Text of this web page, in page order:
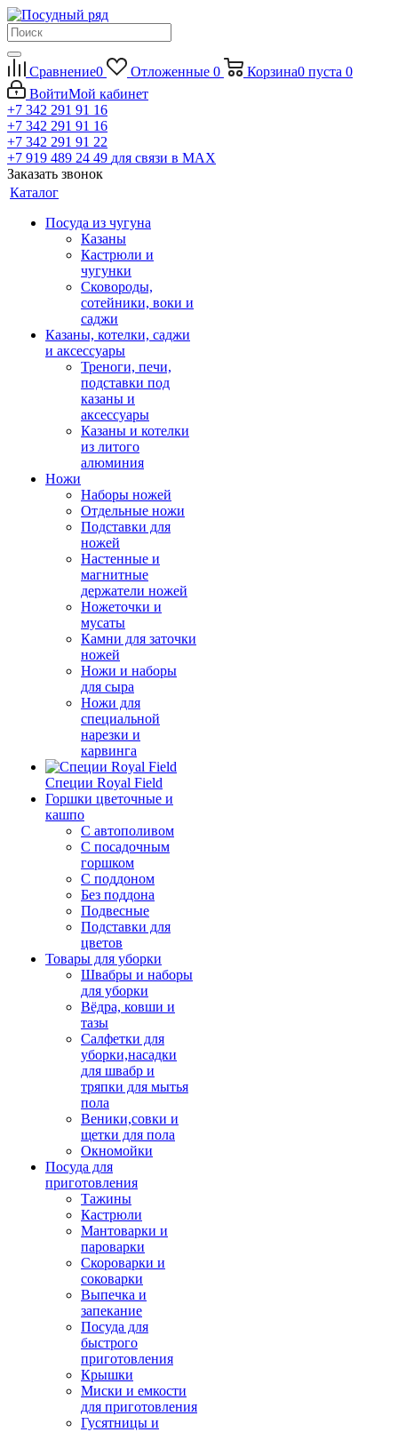
Сравнение0 Отложенные 0 Корзина0 пуста 0
ВойтиМой кабинет
+7 342 291 91 16
+7 342 291 91 16
+7 342 291 91 22
+7 919 489 24 49 для связи в МАХ
Заказать звонок
Каталог
Посуда из чугуна
Казаны
Кастрюли и
чугунки
Сковороды,
сотейники, воки и
саджи
Казаны, котелки, саджи
и аксессуары
Треноги, печи,
подставки под
казаны и
аксессуары
Казаны и котелки
из литого
алюминия
Ножи
Наборы ножей
Отдельные ножи
Подставки для
ножей
Настенные и
магнитные
держатели ножей
Ножеточки и
мусаты
Камни для заточки
ножей
Ножи и наборы
для сыра
Ножи для
специальной
нарезки и
карвинга
Специи Royal Field
Горшки цветочные и
кашпо
С автополивом
С посадочным
горшком
С поддоном
Без поддона
Подвесные
Подставки для
цветов
Товары для уборки
Швабры и наборы
для уборки
Вёдра, ковши и
тазы
Салфетки для
уборки,насадки
для швабр и
тряпки для мытья
пола
Веники,совки и
щетки для пола
Окномойки
Посуда для
приготовления
Тажины
Кастрюли
Мантоварки и
пароварки
Скороварки и
соковарки
Выпечка и
запекание
Посуда для
быстрого
приготовления
Крышки
Миски и емкости
для приготовления
Гусятницы и